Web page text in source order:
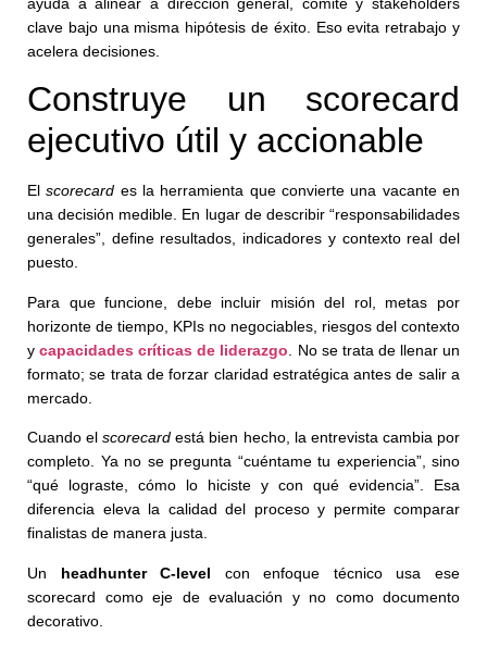
clave bajo una misma hipótesis de éxito. Eso evita retrabajo y
acelera decisiones.
Construye un scorecard
ejecutivo útil y accionable
Elscorecard es la herramienta que convierte una vacante en
una decisión medible. En lugar de describir “responsabilidades
generales”, define resultados, indicadores y contexto real del
puesto.
Para que funcione, debe incluir misión del rol, metas por
horizonte de tiempo, KPIs no negociables, riesgos del contexto
ycapacidades críticas de liderazgo . No se trata de llenar un
formato; se trata de forzar claridad estratégica antes de salir a
mercado.
Cuando elscorecard está bien hecho, la entrevista cambia por
completo. Ya no se pregunta “cuéntame tu experiencia”, sino
“qué lograste, cómo lo hiciste y con qué evidencia”. Esa
diferencia eleva la calidad del proceso y permite comparar
finalistas de manera justa.
Un headhunter C-level con enfoque técnico usa ese
scorecard como eje de evaluación y no como documento
decorativo.